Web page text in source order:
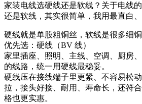
家装电线选硬线还是软线？关于电线
还是软线，其实很简单，我用最直白
硬线就是单股粗铜丝，软线是很多细铜
优先选：硬线（BV 线）
家里插座、照明、主线、空调、厨房
的线路，统一用硬线最稳妥。
硬线压在接线端子里更紧、不容易松
拉，接头好接、耐用、寿命长，还符
格也更实惠。